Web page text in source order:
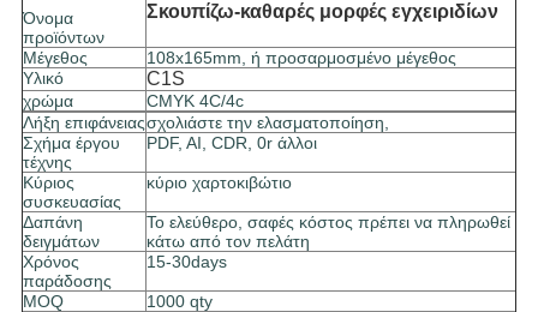
Όνομα
προϊόντων
Σκουπίζω-καθαρές μορφές εγχειριδίων
Μέγεθος
108x165mm, ή προσαρμοσμένο μέγεθος
Υλικό
C1S
χρώμα
CMYK 4C/4c
Λήξη επιφάνειαςσχολιάστε την ελασματοποίηση,
Σχήμα έργου
τέχνης
PDF, AI, CDR, 0r άλλοι
Κύριος
συσκευασίας
κύριο χαρτοκιβώτιο
Δαπάνη
δειγμάτων
Το ελεύθερο, σαφές κόστος πρέπει να πληρωθεί
κάτω από τον πελάτη
Χρόνος
παράδοσης
15-30days
MOQ
1000 qty